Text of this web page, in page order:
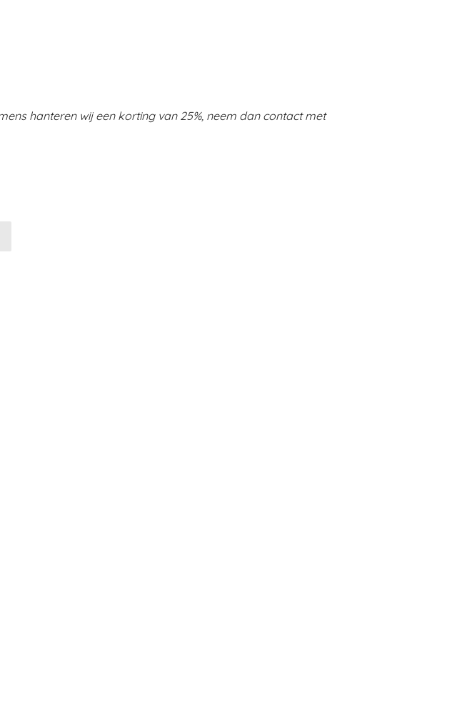
hanteren wij een korting van 25%, neem dan contact met